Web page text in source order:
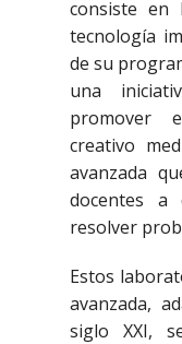
consiste en
tecnología
de su
una
promover
creativo
avanzada
docentes a
resolver
Estos
avanzada,
siglo XXI,